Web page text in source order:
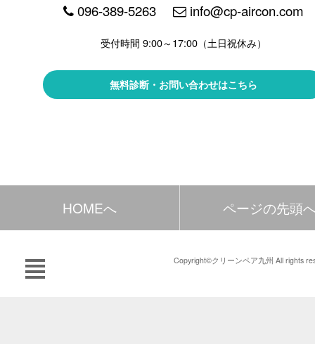
096-389-5263 info@cp-aircon.com
受付時間 9:00～17:00（土日祝休み）
無料診断・お問い合わせはこちら
HOMEへ ページの先頭
Copyright©クリーンペア九州 All rights